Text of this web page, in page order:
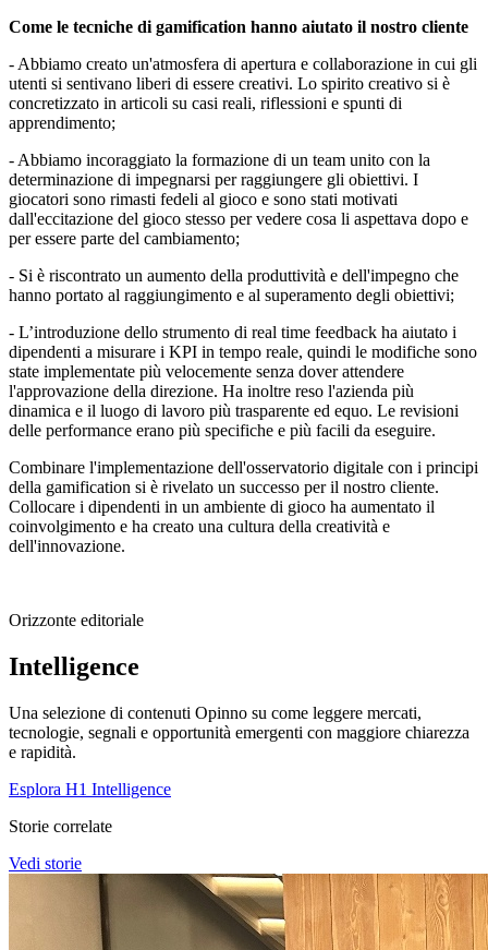
Come le tecniche di gamification hanno aiutato il nostro cliente
- Abbiamo creato un'atmosfera di apertura e collaborazione in cui gli
utenti si sentivano liberi di essere creativi. Lo spirito creativo si è
concretizzato in articoli su casi reali, riflessioni e spunti di
apprendimento;
- Abbiamo incoraggiato la formazione di un team unito con la
determinazione di impegnarsi per raggiungere gli obiettivi. I
giocatori sono rimasti fedeli al gioco e sono stati motivati ​​
dall'eccitazione del gioco stesso per vedere cosa li aspettava dopo e
per essere parte del cambiamento;
- Si è riscontrato un aumento della produttività e dell'impegno che
hanno portato al raggiungimento e al superamento degli obiettivi;
- L’introduzione dello strumento di real time feedback ha aiutato i
dipendenti a misurare i KPI in tempo reale, quindi le modifiche sono
state implementate più velocemente senza dover attendere
l'approvazione della direzione. Ha inoltre reso l'azienda più
dinamica e il luogo di lavoro più trasparente ed equo. Le revisioni
delle performance erano più specifiche e più facili da eseguire.
Combinare l'implementazione dell'osservatorio digitale con i principi
della gamification si è rivelato un successo per il nostro cliente.
Collocare i dipendenti in un ambiente di gioco ha aumentato il
coinvolgimento e ha creato una cultura della creatività e
dell'innovazione.
Orizzonte editoriale
Intelligence
Una selezione di contenuti Opinno su come leggere mercati,
tecnologie, segnali e opportunità emergenti con maggiore chiarezza
e rapidità.
Esplora H1 Intelligence
Storie correlate
Vedi storie